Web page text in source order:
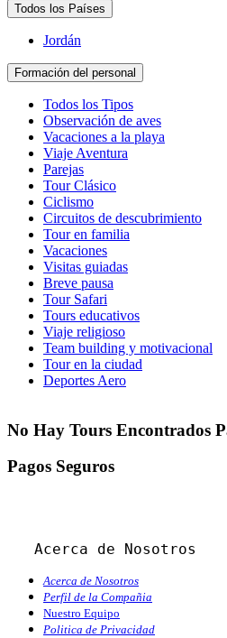
Todos los Países
Jordán
Formación del personal
Todos los Tipos
Observación de aves
Vacaciones a la playa
Viaje Aventura
Parejas
Tour Clásico
Ciclismo
Circuitos de descubrimiento
Tour en familia
Vacaciones
Visitas guiadas
Breve pausa
Tour Safari
Tours educativos
Viaje religioso
Team building y motivacional
Tour en la ciudad
Deportes Aero
No Hay Tours Encontrados
Pagos Seguros
Acerca de Nosotros
Acerca de Nosotros
Perfil de la Compañia
Nuestro Equipo
Politica de Privacidad